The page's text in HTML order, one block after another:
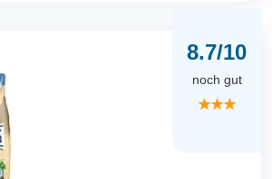
8.7/10
noch gut
★★★